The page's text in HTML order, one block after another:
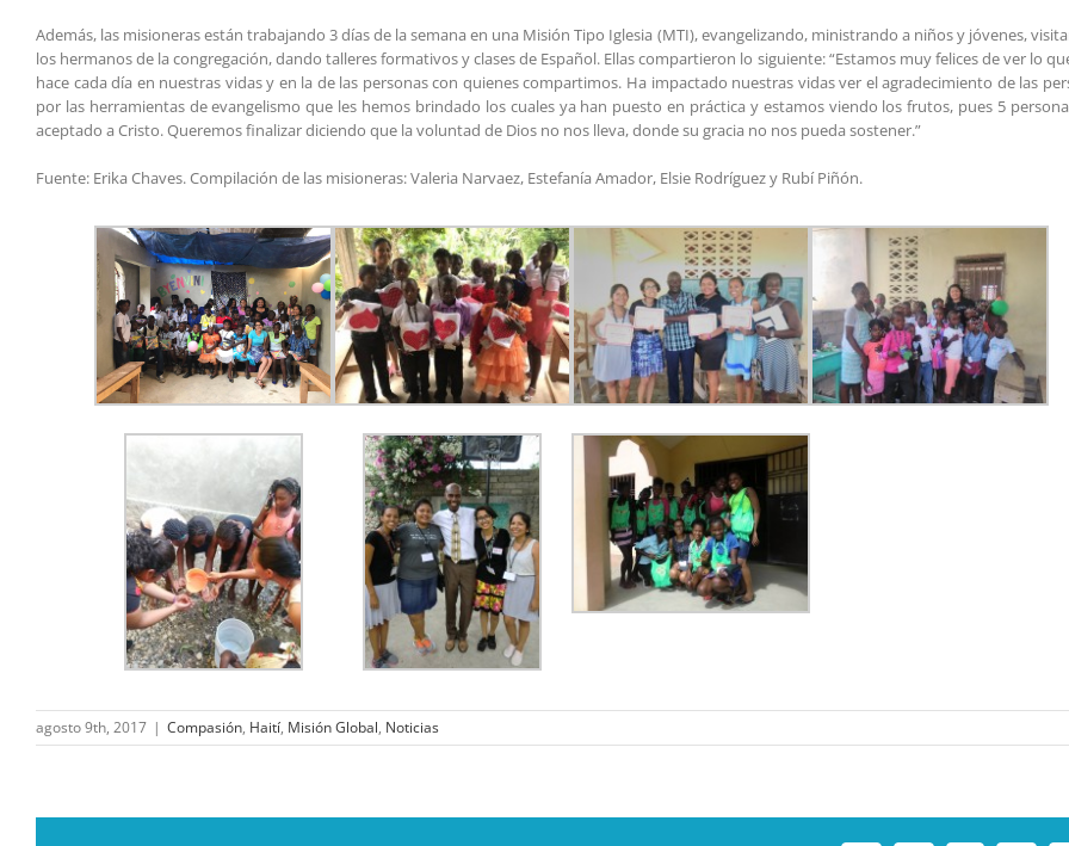
Además, las misioneras están trabajando 3 días de la semana en una Misión Tipo Iglesia (MTI), evangelizando, ministrando a niños y jóvenes,
los hermanos de la congregación, dando talleres formativos y clases de Español. Ellas compartieron lo siguiente: “Estamos muy felices de ver lo
hace cada día en nuestras vidas y en la de las personas con quienes compartimos. Ha impactado nuestras vidas ver el agradecimiento de las
por las herramientas de evangelismo que les hemos brindado los cuales ya han puesto en práctica y estamos viendo los frutos, pues 5
aceptado a Cristo. Queremos finalizar diciendo que la voluntad de Dios no nos lleva, donde su gracia no nos pueda sostener.”
Fuente: Erika Chaves. Compilación de las misioneras: Valeria Narvaez, Estefanía Amador, Elsie Rodríguez y Rubí Piñón.
agosto 9th, 2017 | Compasión, Haití, Misión Global, Noticias